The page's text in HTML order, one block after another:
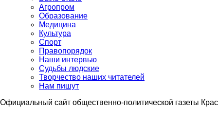
Агропром
Образование
Медицина
Культура
Спорт
Правопорядок
Наши интервью
Судьбы людские
Творчество наших читателей
Нам пишут
Официальный сайт общественно-политической газеты